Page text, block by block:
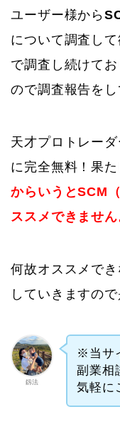
ユーザー様から
について調査し
で調査し続けて
ので調査報告をし
天才プロトレー
に完全無料！果
からいうとSCM
ススメできません
何故オススメで
していきますの
釼法
※当サ
副業相
気軽に